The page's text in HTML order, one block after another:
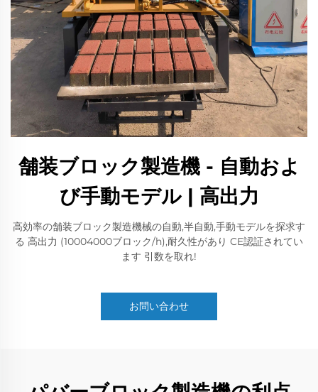
舗装ブロック製造機 - 自動およ
び手動モデル | 高出力
高効率の舗装ブロック製造機械の自動,半自動,手動モデルを探求す
る 高出力 (10004000ブロック/h),耐久性があり CE認証されてい
ます 引数を取れ!
お問い合わせ